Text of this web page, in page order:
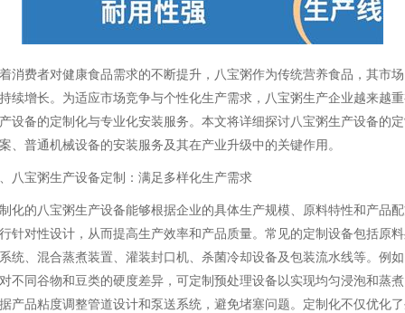
消费者对健康食品需求的不断提升，八宝粥作为传统营养食品，其市
续增长。为适应市场竞争与个性化生产需求，八宝粥生产企业越来越
设备的定制化与专业化安装服务。本文将详细探讨八宝粥生产设备的
、普通机械设备的安装服务及其在产业升级中的关键作用。
八宝粥生产设备定制：满足多样化生产需求
化的八宝粥生产设备能够根据企业的具体生产规模、原料特性和产品
针对性设计，从而提高生产效率和产品质量。常见的定制设备包括原
统、混合蒸煮装置、灌装封口机、杀菌冷却设备及包装流水线等。例
不同谷物和豆类的硬度差异，可定制预处理设备以实现均匀浸泡和蒸
产品粘度调整管道设计和泵送系统，避免堵塞问题。定制化不仅优化